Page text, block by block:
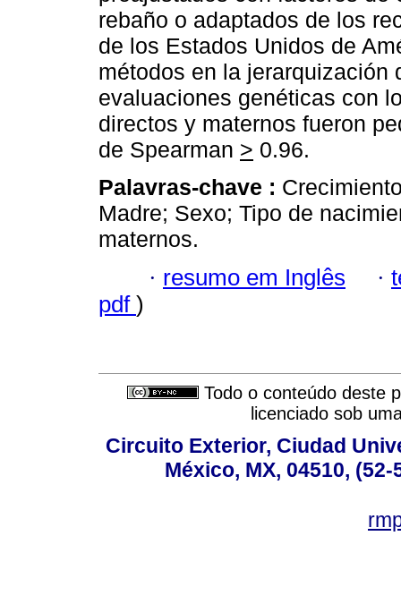
rebaño o adaptados de los
de los Estados Unidos de
métodos en la jerarquización
evaluaciones genéticas con
directos y maternos fueron
de Spearman > 0.96.
Palavras-chave :
Madre; Sexo; Tipo de
maternos.
· resumo em Inglês ·
pdf )
Todo o conteúdo deste
licenciado sob
Circuito Exterior, Ciudad
México, MX, 04510,